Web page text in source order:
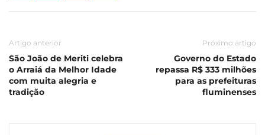
Artigo anterior
São João de Meriti celebra
o Arraiá da Melhor Idade
com muita alegria e
tradição
Próximo artigo
Governo do Estado
repassa R$ 333 milhões
para as prefeituras
fluminenses